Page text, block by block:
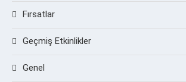
Fırsatlar
Geçmiş Etkinlikler
Genel